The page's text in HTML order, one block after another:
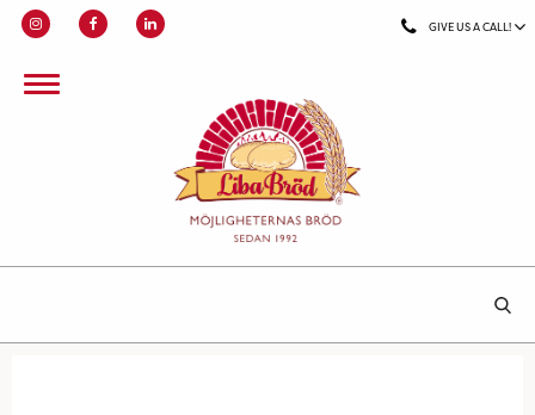
GIVE US A CALL!